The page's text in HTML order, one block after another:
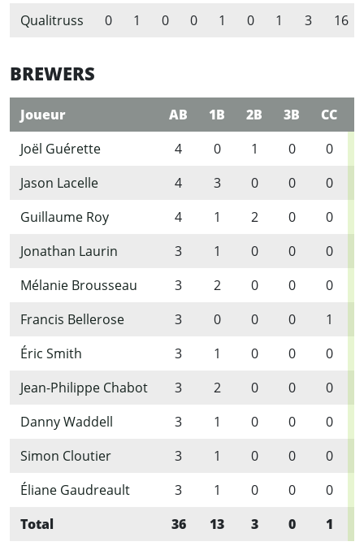
Qualitruss
0 1 0 0 1 0 1 3 16
BREWERS
Joueur AB 1B 2B 3B CC
Joël Guérette
4 0 1 0 0
Jason Lacelle
4 3 0 0 0
Guillaume Roy
4 1 2 0 0
Jonathan Laurin
3 1 0 0 0
Mélanie Brousseau
3 2 0 0 0
Francis Bellerose
3 0 0 0 1
Éric Smith
3 1 0 0 0
Jean-Philippe Chabot
3 2 0 0 0
Danny Waddell
3 1 0 0 0
Simon Cloutier
3 1 0 0 0
Éliane Gaudreault
3 1 0 0 0
Total
36 13 3 0 1